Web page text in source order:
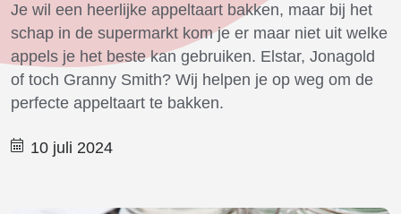
Je wil een heerlijke appeltaart bakken, maar bij het
schap in de supermarkt kom je er maar niet uit welke
appels je het beste kan gebruiken. Elstar, Jonagold
of toch Granny Smith? Wij helpen je op weg om de
perfecte appeltaart te bakken.
10 juli 2024